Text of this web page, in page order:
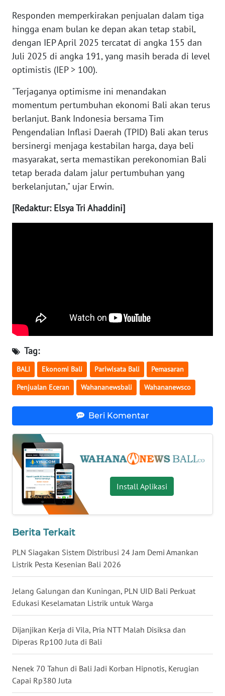
Responden memperkirakan penjualan dalam tiga
hingga enam bulan ke depan akan tetap stabil,
dengan IEP April 2025 tercatat di angka 155 dan
Juli 2025 di angka 191, yang masih berada di level
optimistis (IEP > 100).
"Terjaganya optimisme ini menandakan
momentum pertumbuhan ekonomi Bali akan terus
berlanjut. Bank Indonesia bersama Tim
Pengendalian Inflasi Daerah (TPID) Bali akan terus
bersinergi menjaga kestabilan harga, daya beli
masyarakat, serta memastikan perekonomian Bali
tetap berada dalam jalur pertumbuhan yang
berkelanjutan," ujar Erwin.
[Redaktur: Elsya Tri Ahaddini]
Tag:
BALI Ekonomi Bali Pariwisata Bali Pemasaran
Penjualan Eceran Wahananewsbali Wahananewsco
Beri Komentar
Install Aplikasi
Berita Terkait
PLN Siagakan Sistem Distribusi 24 Jam Demi Amankan
Listrik Pesta Kesenian Bali 2026
Jelang Galungan dan Kuningan, PLN UID Bali Perkuat
Edukasi Keselamatan Listrik untuk Warga
Dijanjikan Kerja di Vila, Pria NTT Malah Disiksa dan
Diperas Rp100 Juta di Bali
Nenek 70 Tahun di Bali Jadi Korban Hipnotis, Kerugian
Capai Rp380 Juta
SULBAR
WN
BABEL
SUMBAR
WN
SUMSEL
WN
BENGKULU
LAMPUNG
JOGJA
JATIM
WN
BALI
WN
KALTENG
WN
KALTARA
WN
WN
KALTIM
WN
SULSEL
WN
GORONTALO
WN